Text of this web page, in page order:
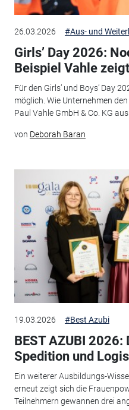
26.03.2026 #Aus- und
Girls’ Day 2026:
Beispiel Vahle
Für den Girls’ und Boys’ Day
möglich. Wie Unternehmen
Paul Vahle GmbH & Co. KG
von Deborah Baran
19.03.2026 #Best Azubi
BEST AZUBI
Spedition und
Ein weiterer Ausbildungs-
erneut zeigt sich die
Teilnehmern gewannen drei